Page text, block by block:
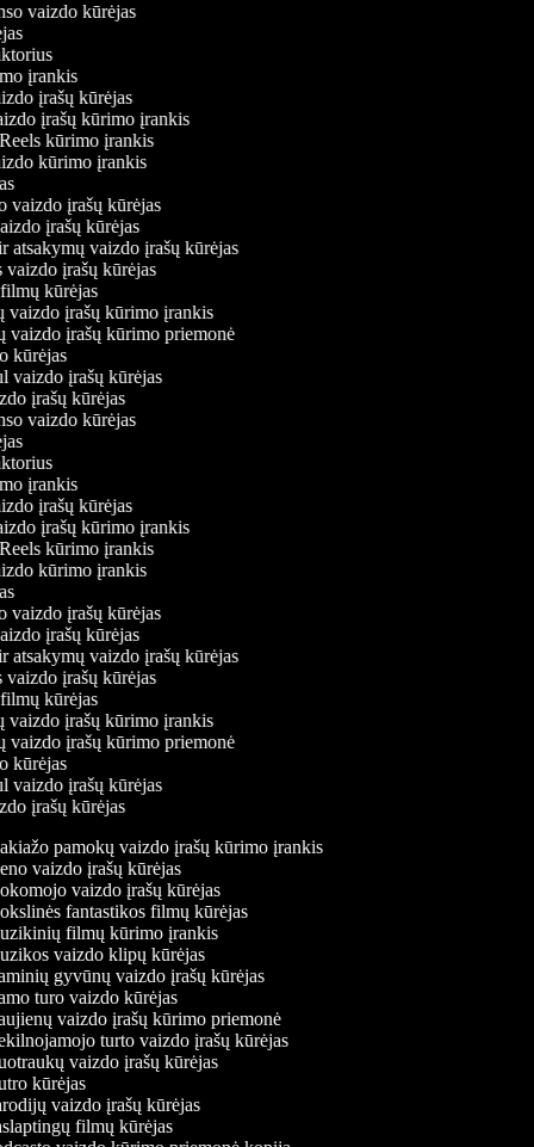
vaizdo kūrėjas
įrankis
įrašų kūrėjas
įrašų kūrimo įrankis
Reels kūrimo įrankis
kūrimo įrankis
vaizdo įrašų kūrėjas
įrašų kūrėjas
atsakymų vaizdo įrašų kūrėjas
vaizdo įrašų kūrėjas
kūrėjas
vaizdo įrašų kūrimo įrankis
vaizdo įrašų kūrimo priemonė
kūrėjas
vaizdo įrašų kūrėjas
įrašų kūrėjas
vaizdo kūrėjas
įrankis
įrašų kūrėjas
įrašų kūrimo įrankis
Reels kūrimo įrankis
kūrimo įrankis
vaizdo įrašų kūrėjas
įrašų kūrėjas
atsakymų vaizdo įrašų kūrėjas
vaizdo įrašų kūrėjas
kūrėjas
vaizdo įrašų kūrimo įrankis
vaizdo įrašų kūrimo priemonė
kūrėjas
vaizdo įrašų kūrėjas
įrašų kūrėjas
pamokų vaizdo įrašų kūrimo įrankis
vaizdo įrašų kūrėjas
vaizdo įrašų kūrėjas
fantastikos filmų kūrėjas
filmų kūrimo įrankis
vaizdo klipų kūrėjas
gyvūnų vaizdo įrašų kūrėjas
turo vaizdo kūrėjas
vaizdo įrašų kūrimo priemonė
turto vaizdo įrašų kūrėjas
vaizdo įrašų kūrėjas
kūrėjas
vaizdo įrašų kūrėjas
filmų kūrėjas